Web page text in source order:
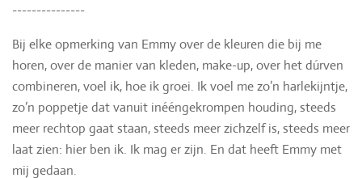
---------------
Bij elke opmerking van Emmy over de kleuren die bij me
horen, over de manier van kleden, make-up, over het dúrven
combineren, voel ik, hoe ik groei. Ik voel me zo’n harlekijntje,
zo’n poppetje dat vanuit inééngekrompen houding, steeds
meer rechtop gaat staan, steeds meer zichzelf is, steeds meer
laat zien: hier ben ik. Ik mag er zijn. En dat heeft Emmy met
mij gedaan.